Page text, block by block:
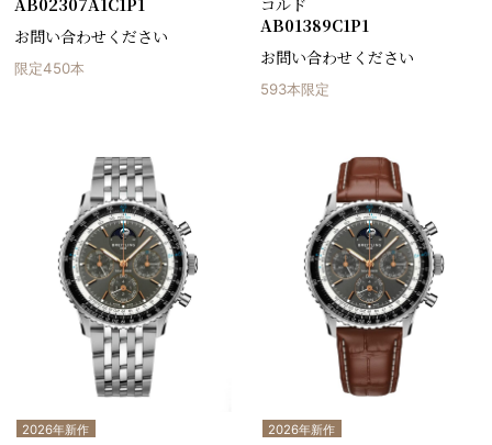
お問い合わせください
限定450本
AB01389C1P1
お問い合わせください
593本限定
2026年新作 2026年新作